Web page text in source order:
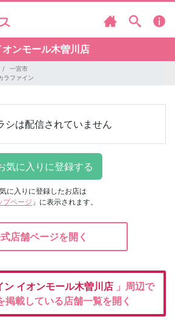
オンモール木曽川店
一宮市
ラファイン
シは配信されていません
に入りに登録したお店は
プページ 」に表示されます。
店舗ページを開く
ン イオンモール木曽川店 」周辺で
掲載している店舗一覧を開く